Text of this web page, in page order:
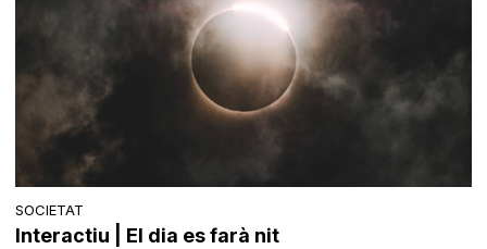
SOCIETAT
Interactiu | El dia es farà nit